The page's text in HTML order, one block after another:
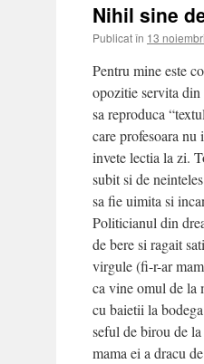
Nihil sine
Publicat în 13
Pentru mine este
opozitie servita
sa reproduca
care profesoara nu
invete lectia la zi.
subit si de
sa fie uimita si
Politicianul din
de bere si ragait
virgule (fi-r-ar
ca vine omul de la
cu baietii la
seful de birou de
mama ei a dracu